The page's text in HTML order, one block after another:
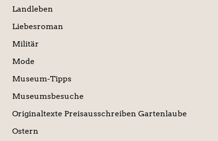
Landleben
Liebesroman
Militär
Mode
Museum-Tipps
Museumsbesuche
Originaltexte Preisausschreiben Gartenlaube
Ostern